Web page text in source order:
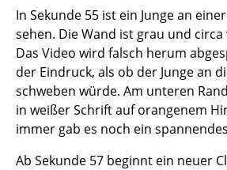
In Sekunde 55 ist ein Junge an
sehen. Die Wand ist grau und
Das Video wird falsch herum
der Eindruck, als ob der Junge an
schweben würde. Am unteren
in weißer Schrift auf orangenem
immer gab es noch ein
Ab Sekunde 57 beginnt ein neuer